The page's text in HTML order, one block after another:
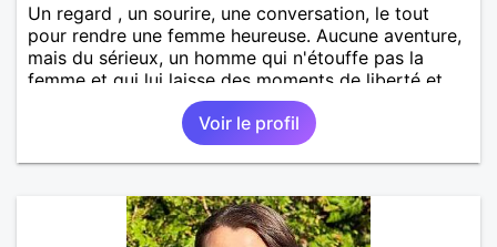
Un regard , un sourire, une conversation, le tout
pour rendre une femme heureuse. Aucune aventure,
mais du sérieux, un homme qui n'étouffe pas la
femme et qui lui laisse des moments de liberté et
Voir le profil